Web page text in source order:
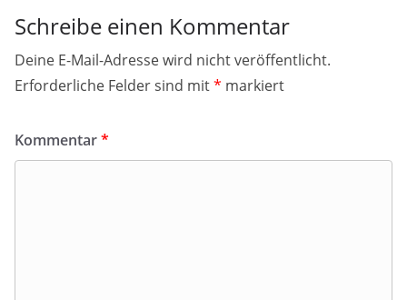
Schreibe einen Kommentar
Deine E-Mail-Adresse wird nicht veröffentlicht.
Erforderliche Felder sind mit* markiert
Kommentar*